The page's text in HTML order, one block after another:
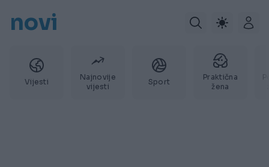
novi
Vijesti
Najnovije
vijesti
Sport
Praktična
žena